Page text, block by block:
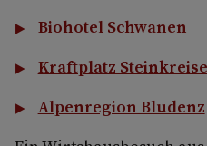
Biohotel Schwanen
Kraftplatz
Alpenregion Bludenz